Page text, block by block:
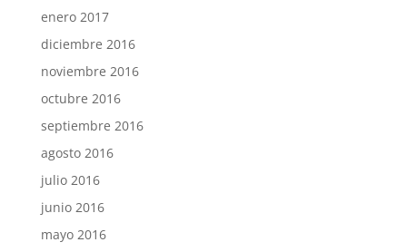
enero 2017
diciembre 2016
noviembre 2016
octubre 2016
septiembre 2016
agosto 2016
julio 2016
junio 2016
mayo 2016